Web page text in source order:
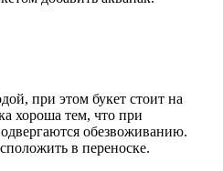
при этом букет стоит на
хороша тем, что при
обезвоживанию.
в переноске.